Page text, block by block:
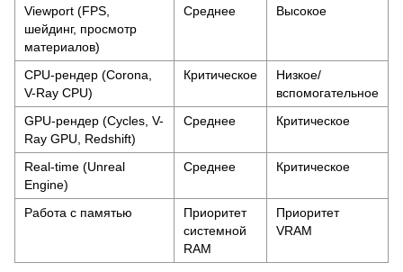
Viewport (FPS,
шейдинг, просмотр
материалов)
Среднее Высокое
CPU-рендер (Corona,
V-Ray CPU)
Критическое
Низкое/
вспомогательное
GPU-рендер (Cycles, V-
Ray GPU, Redshift)
Среднее Критическое
Real-time (Unreal
Engine)
Среднее Критическое
Работа с памятью
Приоритет
системной
RAM
Приоритет
VRAM